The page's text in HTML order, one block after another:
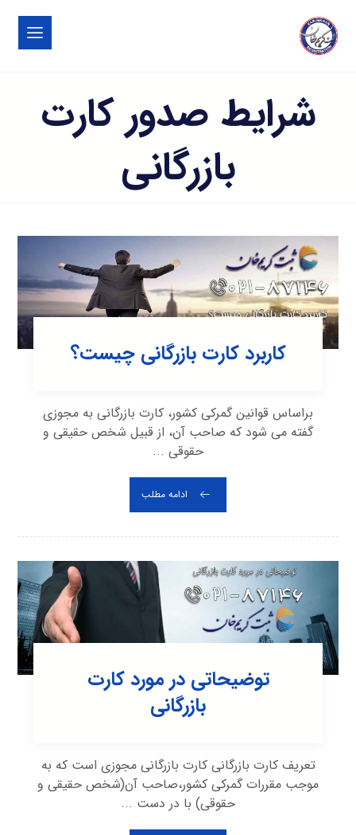
شرایط صدور کارت
بازرگانی
کاربرد کارت بازرگانی چیست؟
براساس قوانین گمرکی کشور، کارت بازرگانی به مجوزی
گفته می شود که صاحب آن، از قبیل شخص حقیقی و
حقوقی ...
ادامه مطلب
توضیحاتی در مورد کارت
بازرگانی
تعریف کارت بازرگانی کارت بازرگانی مجوزی است که به
موجب مقررات گمرکی کشور،صاحب آن(شخص حقیقی و
حقوقی) با در دست ...